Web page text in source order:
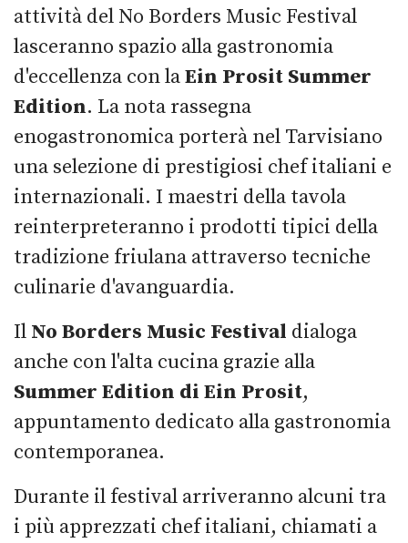
attività del No Borders Music Festival
lasceranno spazio alla gastronomia
d'eccellenza con laEin Prosit Summer
Edition. La nota rassegna
enogastronomica porterà nel Tarvisiano
una selezione di prestigiosi chef italiani e
internazionali. I maestri della tavola
reinterpreteranno i prodotti tipici della
tradizione friulana attraverso tecniche
culinarie d'avanguardia.
Il No Borders Music Festival dialoga
anche con l'alta cucina grazie alla
Summer Edition di Ein Prosit,
appuntamento dedicato alla gastronomia
contemporanea.
Durante il festival arriveranno alcuni tra
i più apprezzati chef italiani, chiamati a